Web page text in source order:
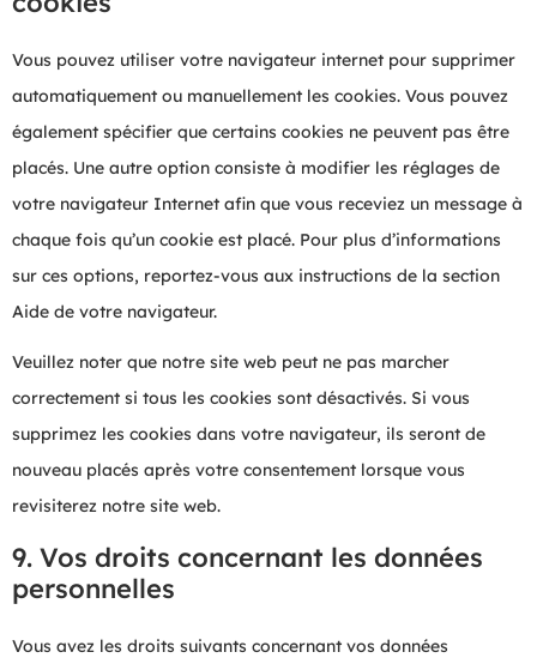
Vous pouvez utiliser votre navigateur internet pour supprimer
automatiquement ou manuellement les cookies. Vous pouvez
également spécifier que certains cookies ne peuvent pas être
placés. Une autre option consiste à modifier les réglages de
votre navigateur Internet afin que vous receviez un message à
chaque fois qu’un cookie est placé. Pour plus d’informations
sur ces options, reportez-vous aux instructions de la section
Aide de votre navigateur.
Veuillez noter que notre site web peut ne pas marcher
correctement si tous les cookies sont désactivés. Si vous
supprimez les cookies dans votre navigateur, ils seront de
nouveau placés après votre consentement lorsque vous
revisiterez notre site web.
9. Vos droits concernant les données
personnelles
Vous avez les droits suivants concernant vos données